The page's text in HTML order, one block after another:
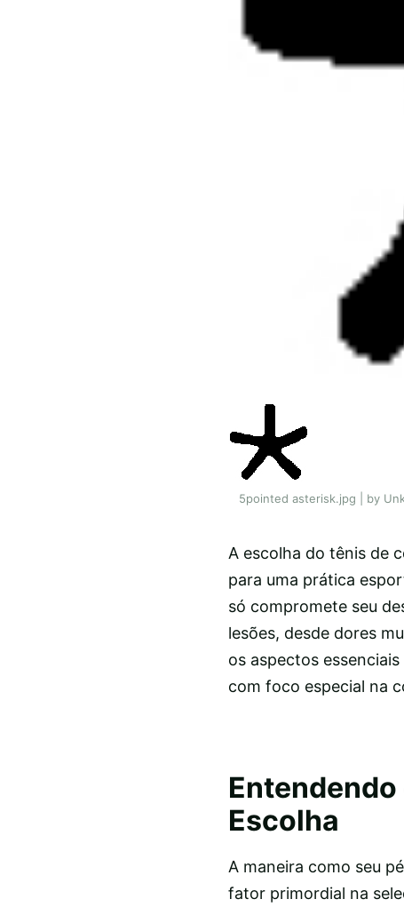
5pointed asterisk.jpg | by
A escolha do tênis de
para uma prática
só compromete seu
lesões, desde dores
os aspectos
com foco especial na
Entendendo
Escolha
A maneira como seu
fator primordial na